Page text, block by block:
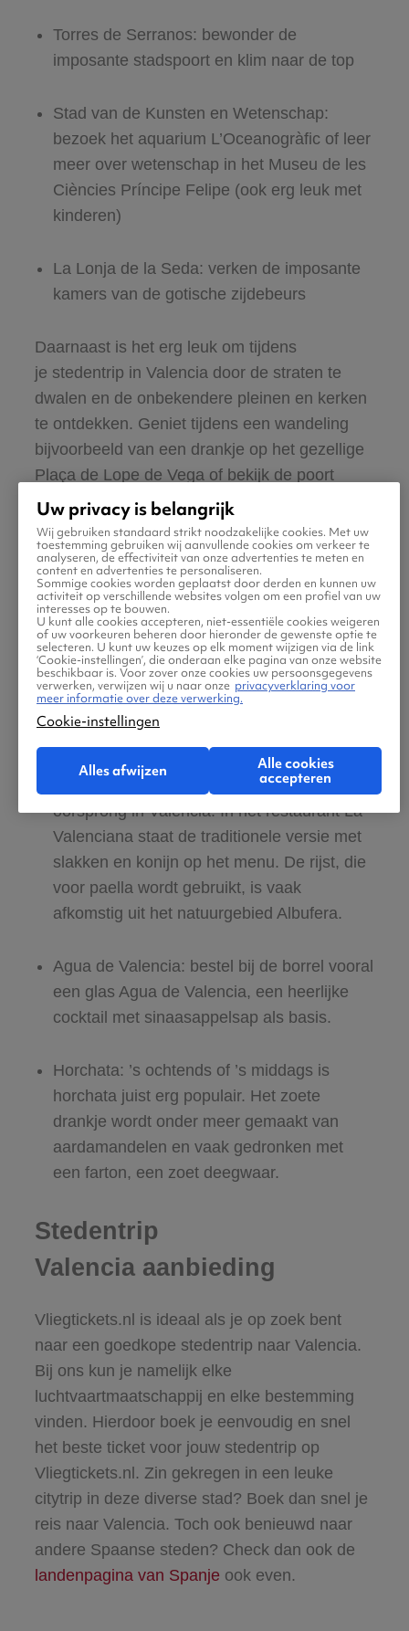
Torres de Serranos: bewonder de
imposante stadspoort en klim naar de top
Stad van de Kunsten en Wetenschap:
bezoek het aquarium L’Oceanogràfic of leer
meer over wetenschap in het Museu de les
Ciències Príncipe Felipe (ook erg leuk met
kinderen)
La Lonja de la Seda: verken de imposante
kamers van de gotische zijdebeurs
Daarnaast is het erg leuk om tijdens
je stedentrip in Valencia door de straten te
dwalen en de onbekendere pleinen en kerken
te ontdekken. Geniet tijdens een wandeling
bijvoorbeeld van een drankje op het gezellige
Plaça de Lope de Vega of bekijk de poort
Portal de Valldigna. Het is verder een goed
idee om een fiets te huren en bijvoorbeeld een
dagje naar zee of naar het waterrijke
Natuurpark Albufera te gaan.
Valencia staat gelukkig ook bekend om zijn
heerlijke eten. Om de lokale keuken te
ontdekken, kun je de volgende dranken en
gerechten proeven tijdens een citytrip in
Valencia:
Paella: dit populaire gerecht vindt zijn
oorsprong in Valencia. In het restaurant La
Valenciana staat de traditionele versie met
slakken en konijn op het menu. De rijst, die
voor paella wordt gebruikt, is vaak
afkomstig uit het natuurgebied Albufera.
Agua de Valencia: bestel bij de borrel vooral
een glas Agua de Valencia, een heerlijke
cocktail met sinaasappelsap als basis.
Horchata: ’s ochtends of ’s middags is
horchata juist erg populair. Het zoete
drankje wordt onder meer gemaakt van
aardamandelen en vaak gedronken met
een farton, een zoet deegwaar.
Stedentrip
Valencia aanbieding
Vliegtickets.nl is ideaal als je op zoek bent
naar een goedkope stedentrip naar Valencia.
Bij ons kun je namelijk elke
luchtvaartmaatschappij en elke bestemming
vinden. Hierdoor boek je eenvoudig en snel
het beste ticket voor jouw stedentrip op
Vliegtickets.nl. Zin gekregen in een leuke
citytrip in deze diverse stad? Boek dan snel je
reis naar Valencia. Toch ook benieuwd naar
andere Spaanse steden? Check dan ook de
landenpagina van Spanje ook even.
Uw privacy is belangrijk
Wij gebruiken standaard strikt noodzakelijke cookies. Met uw
toestemming gebruiken wij aanvullende cookies om verkeer te
analyseren, de effectiviteit van onze advertenties te meten en
content en advertenties te personaliseren.
Sommige cookies worden geplaatst door derden en kunnen uw
activiteit op verschillende websites volgen om een profiel van uw
interesses op te bouwen.
U kunt alle cookies accepteren, niet-essentiële cookies weigeren
of uw voorkeuren beheren door hieronder de gewenste optie te
selecteren. U kunt uw keuzes op elk moment wijzigen via de link
‘Cookie-instellingen’, die onderaan elke pagina van onze website
beschikbaar is. Voor zover onze cookies uw persoonsgegevens
verwerken, verwijzen wij u naar onze privacyverklaring voor
meer informatie over deze verwerking.
Cookie-instellingen
Alles afwijzen
Alle cookies
accepteren